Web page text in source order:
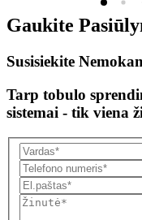
Gaukite
Susisiekite
Tarp tobulo
sistemai - tik viena